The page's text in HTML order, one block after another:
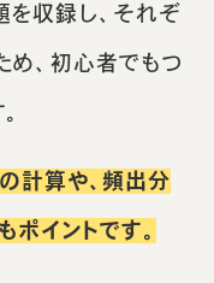
収録し、それぞ
、初心者でもつ
計算や、頻出分
ポイントです。